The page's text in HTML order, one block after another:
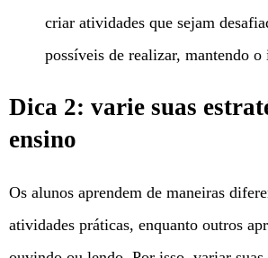
criar atividades que sejam
possíveis de realizar, mantendo o
Dica 2: varie suas
ensino
Os alunos aprendem de maneiras
atividades práticas, enquanto outros